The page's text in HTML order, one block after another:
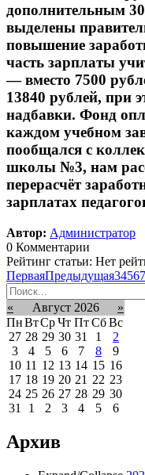
дополнительным
выделены
повышение
часть зарплаты
— вместо 7500
13840 рублей, при
надбавки. Фонд
каждом учебном
пообщался с
школы №3, нам
перерасчёт
зарплатах
Автор: Администратор
0 Комментарии
Рейтинг статьи: Нет
ПерваяПредыдущая34567
«
Август 2026
»
ПнВтСрЧт Пт Сб Вс
27 28 29 30 31 1
2
3
4 5 6 7 8
9
10 11 12 13 14 15 16
17 18 19 20 21 22 23
24 25 26 27 28 29 30
31
1 2 3 4 5 6
Архив